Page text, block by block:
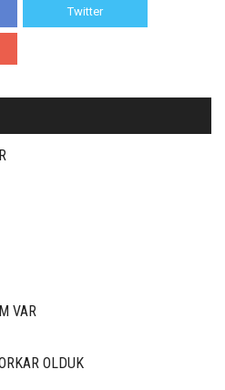
Twitter
VAR
OLDUK